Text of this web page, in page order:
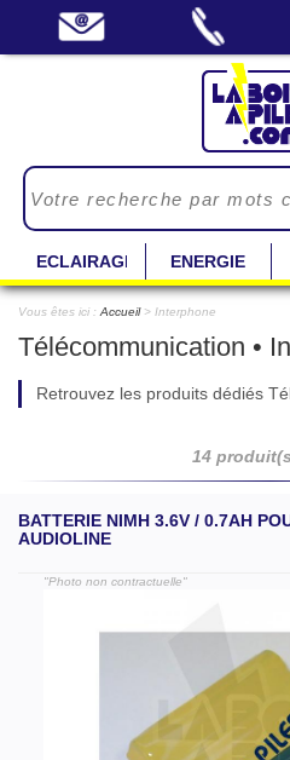
ECLAIRAGE ENERGIE
Vous êtes ici : Accueil> Interphone
Télécommunication •
Retrouvez les produits dédiés
14
BATTERIE NIMH 3.6V / 0.7AH
AUDIOLINE
"Photo non contractuelle"